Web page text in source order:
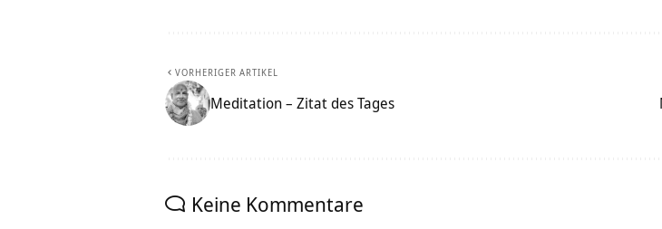
VORHERIGER ARTIKEL
Meditation – Zitat des Tages
Keine Kommentare